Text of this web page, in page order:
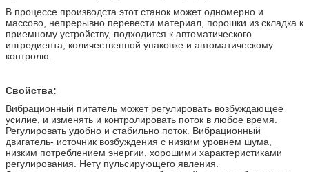
В процессе производста этот станок может одномерно и
массово, непрерывно перевести материал, порошки из складка к
приемному устройству, подходится к автоматического
ингредиента, количественной упаковке и автоматическому
контролю.
Свойства:
Вибрационный питатель может регулировать возбуждающее
усилие, и изменять и контролировать поток в любое время.
Регулировать удобно и стабильно поток. Вибрационный
двигатель- источник возбуждения с низким уровнем шума,
низким потреблением энергии, хорошими характеристиками
регулирования. Нету пульсирующего явления.